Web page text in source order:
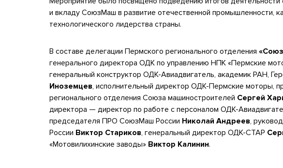
и вкладу СоюзМаш в развитие отечественной промышленности,
технологического лидерства страны.
В составе делегации Пермского регионального отделения
генерального директора ОДК по управлению НПК «Пермские
генеральный конструктор ОДК-Авиадвигатель, академик РАН,
Иноземцев, исполнительный директор ОДК-Пермские моторы,
регионального отделения Союза машиностроителей Сергей
директора — директор по работе с персоналом ОДК-
председателя ПРО СоюзМаш России Николай Андреев,
России Виктор Стариков, генеральный директор ОДК-СТАР
«Мотовилихинские заводы» Виктор Калинин.